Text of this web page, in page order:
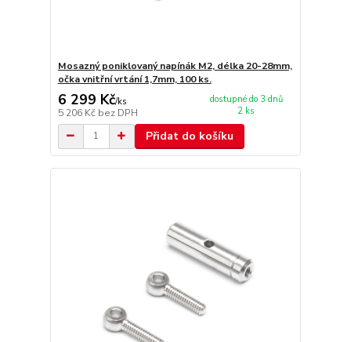
Mosazný poniklovaný napínák M2, délka 20-28mm,
očka vnitřní vrtání 1,7mm, 100 ks.
6 299 Kč/ks
5 206 Kč bez DPH
dostupné do 3 dnů
2 ks
Přidat do košíku